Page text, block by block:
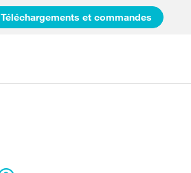
Téléchargements et commandes